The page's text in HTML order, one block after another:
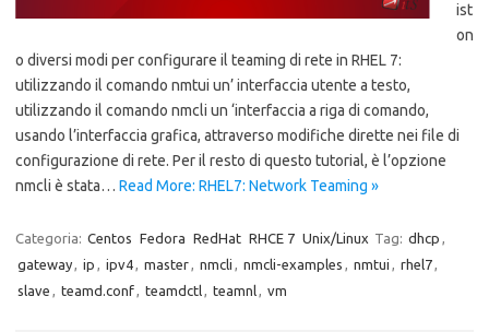
ist
on
o diversi modi per configurare il teaming di rete in RHEL 7:
utilizzando il comando nmtui un’ interfaccia utente a testo,
utilizzando il comando nmcli un ‘interfaccia a riga di comando,
usando l’interfaccia grafica, attraverso modifiche dirette nei file di
configurazione di rete. Per il resto di questo tutorial, è l’opzione
nmcli è stata… Read More: RHEL7: Network Teaming »
Categoria: Centos Fedora RedHat RHCE 7 Unix/Linux Tag: dhcp ,
gateway, ip , ipv4, master, nmcli , nmcli-examples , nmtui , rhel7,
slave , teamd.conf, teamdctl, teamnl, vm